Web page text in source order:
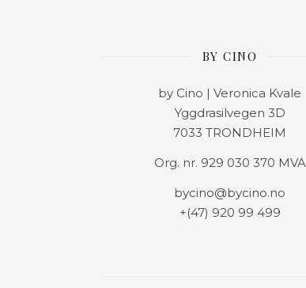
BY CINO
by Cino | Veronica Kvale
Yggdrasilvegen 3D
7033 TRONDHEIM
Org. nr. 929 030 370 MVA
bycino@bycino.no
+(47) 920 99 499